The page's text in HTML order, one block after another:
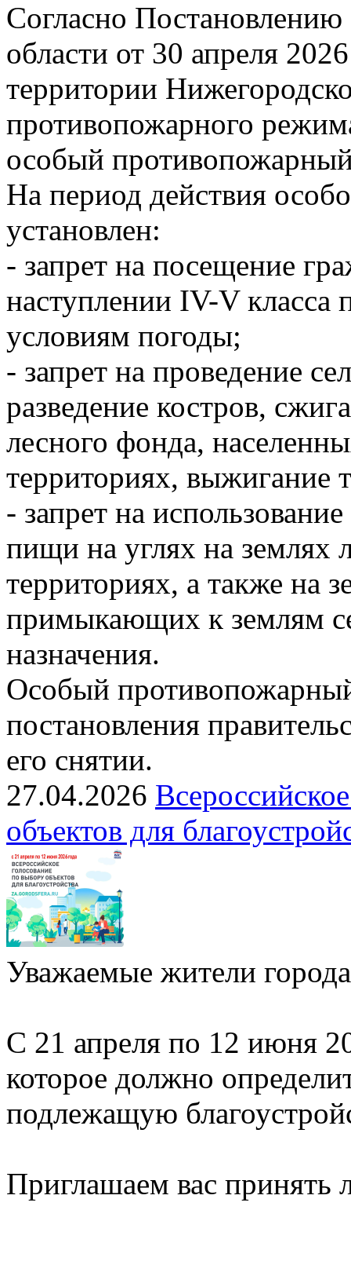
Согласно
области от 30 апреля
территории
противопожарного
особый
На период действия
установлен:
- запрет на посещение
наступлении IV-V класса
условиям погоды;
- запрет на проведение
разведение костров,
лесного фонда,
территориях, выжигание
- запрет на
пищи на углях на землях
территориях, а также на
примыкающих к землям
назначения.
Особый
постановления
его снятии.
27.04.2026
объектов для
Уважаемые жители
С 21 апреля по 12 июня
которое должно
подлежащую
Приглашаем вас принять